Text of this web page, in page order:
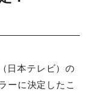
日本テレビ）の
ーに決定したこ